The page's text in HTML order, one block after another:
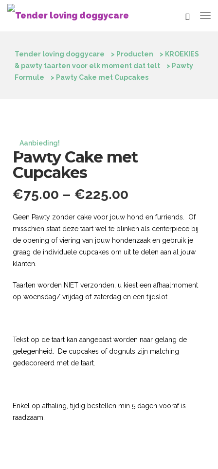
Tender loving doggycare > Producten > KROEKIES
& pawty taarten voor elk moment dat telt
> Pawty
Formule
> Pawty Cake met Cupcakes
Aanbieding!
Pawty Cake met
Cupcakes
€75.00 –€225.00
Geen Pawty zonder cake voor jouw hond en furriends. Of
misschien staat deze taart wel te blinken als centerpiece bij
de opening of viering van jouw hondenzaak en gebruik je
graag de individuele cupcakes om uit te delen aan al jouw
klanten.
Taarten worden NIET verzonden, u kiest een afhaalmoment
op woensdag/ vrijdag of zaterdag en een tijdslot.
Tekst op de taart kan aangepast worden naar gelang de
gelegenheid. De cupcakes of dognuts zijn matching
gedecoreerd met de taart.
Enkel op afhaling, tijdig bestellen min 5 dagen vooraf is
raadzaam.